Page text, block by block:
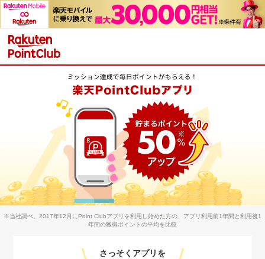
※当社調べ。2017年12月にPoint Clubアプリを利用し始めた方の、アプリ利用前1年間と利用後1
年間の獲得ポイントの平均を比較
さっそくアプリを